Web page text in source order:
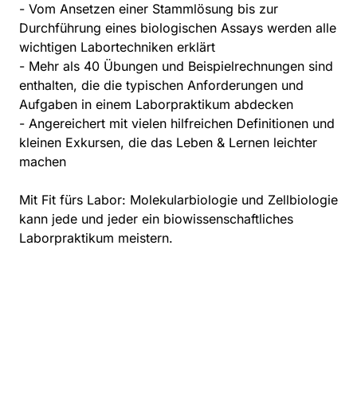
- Vom Ansetzen einer Stammlösung bis zur
Durchführung eines biologischen Assays werden alle
wichtigen Labortechniken erklärt
- Mehr als 40 Übungen und Beispielrechnungen sind
enthalten, die die typischen Anforderungen und
Aufgaben in einem Laborpraktikum abdecken
- Angereichert mit vielen hilfreichen Definitionen und
kleinen Exkursen, die das Leben & Lernen leichter
machen
Mit Fit fürs Labor: Molekularbiologie und Zellbiologie
kann jede und jeder ein biowissenschaftliches
Laborpraktikum meistern.